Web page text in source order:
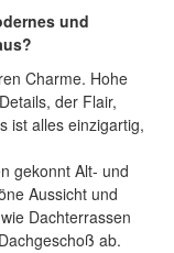
und
Charme. Hohe
der Flair,
ist alles einzigartig,
gekonnt Alt- und
Aussicht und
Dachterrassen
ab.